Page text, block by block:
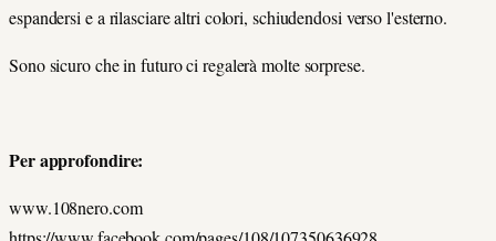
espandersi e a rilasciare altri colori, schiudendosi verso l'esterno.
Sono sicuro che in futuro ci regalerà molte sorprese.
Per approfondire:
www.108nero.com